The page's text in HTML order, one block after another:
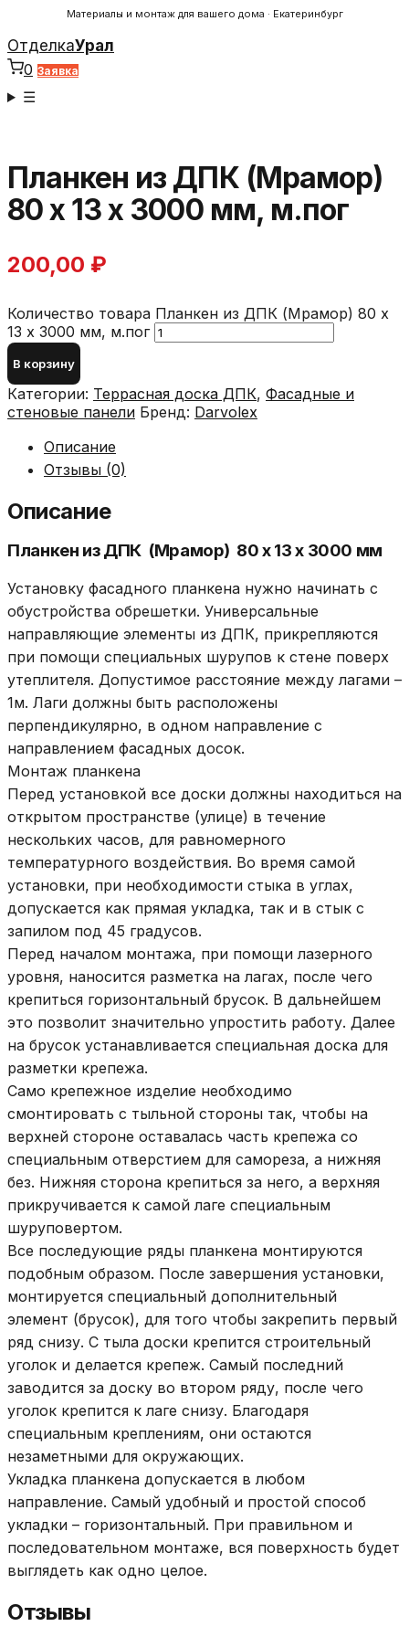
Материалы и монтаж для вашего дома · Екатеринбург
ОтделкаУрал
0 Заявка
☰
Планкен из ДПК (Мрамор)
80 х 13 х 3000 мм, м.пог
200,00 ₽
Количество товара Планкен из ДПК (Мрамор) 80 х
13 х 3000 мм, м.пог
В корзину
Категории: Террасная доска ДПК, Фасадные и
стеновые панели Бренд: Darvolex
Описание
Отзывы (0)
Описание
Планкен из ДПК (Мрамор) 80 х 13 х 3000 мм
Установку фасадного планкена нужно начинать с
обустройства обрешетки. Универсальные
направляющие элементы из ДПК, прикрепляются
при помощи специальных шурупов к стене поверх
утеплителя. Допустимое расстояние между лагами –
1м. Лаги должны быть расположены
перпендикулярно, в одном направление с
направлением фасадных досок.
Монтаж планкена
Перед установкой все доски должны находиться на
открытом пространстве (улице) в течение
нескольких часов, для равномерного
температурного воздействия. Во время самой
установки, при необходимости стыка в углах,
допускается как прямая укладка, так и в стык с
запилом под 45 градусов.
Перед началом монтажа, при помощи лазерного
уровня, наносится разметка на лагах, после чего
крепиться горизонтальный брусок. В дальнейшем
это позволит значительно упростить работу. Далее
на брусок устанавливается специальная доска для
разметки крепежа.
Само крепежное изделие необходимо
смонтировать с тыльной стороны так, чтобы на
верхней стороне оставалась часть крепежа со
специальным отверстием для самореза, а нижняя
без. Нижняя сторона крепиться за него, а верхняя
прикручивается к самой лаге специальным
шуруповертом.
Все последующие ряды планкена монтируются
подобным образом. После завершения установки,
монтируется специальный дополнительный
элемент (брусок), для того чтобы закрепить первый
ряд снизу. С тыла доски крепится строительный
уголок и делается крепеж. Самый последний
заводится за доску во втором ряду, после чего
уголок крепится к лаге снизу. Благодаря
специальным креплениям, они остаются
незаметными для окружающих.
Укладка планкена допускается в любом
направление. Самый удобный и простой способ
укладки – горизонтальный. При правильном и
последовательном монтаже, вся поверхность будет
выглядеть как одно целое.
Отзывы